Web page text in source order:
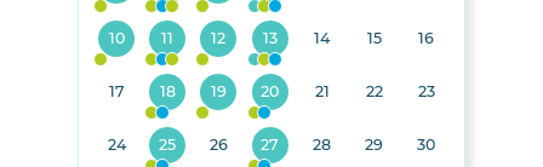
10 11 12 13 14 15 16
17 18 19 20 21 22 23
24 25 26 27 28 29 30